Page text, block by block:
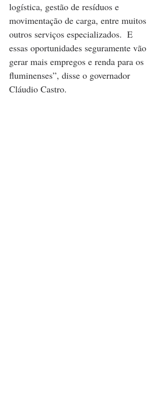
logística, gestão de resíduos e
movimentação de carga, entre muitos
outros serviços especializados.  E
essas oportunidades seguramente vão
gerar mais empregos e renda para os
fluminenses”, disse o governador
Cláudio Castro.